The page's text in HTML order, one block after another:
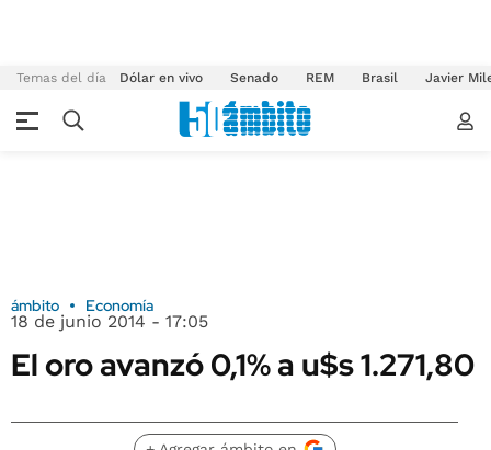
Temas del día Dólar en vivo Senado REM Brasil Javier
ámbito Economía
18 de junio 2014 - 17:05
El oro avanzó 0,1% a u$s 1.271,80